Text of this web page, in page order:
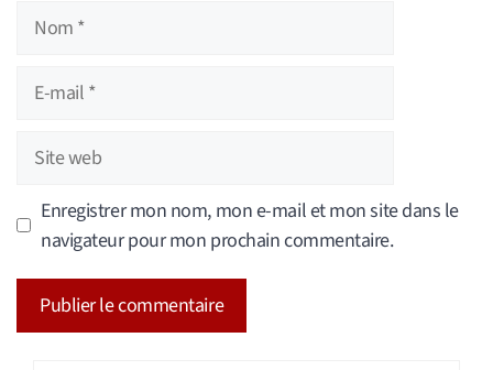
Nom
Site
web
Enregistrer mon nom, mon e-mail et mon site dans le
navigateur pour mon prochain commentaire.